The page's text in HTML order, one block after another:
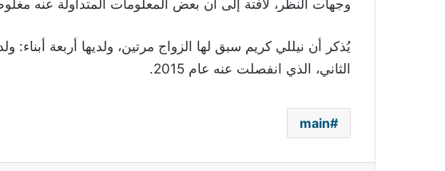
وجهات النظر، لافتة إلى أن بعض المعلومات المتداولة عنه
يُذكر أن نيللي كريم سبق لها الزواج مرتين، ولديها أربعة أبناء:
الثاني، الذي انفصلت عنه عام 2015.
main